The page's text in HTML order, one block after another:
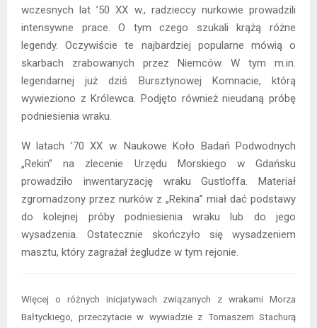
wczesnych lat ’50 XX w., radzieccy nurkowie prowadzili
intensywne prace. O tym czego szukali krążą różne
legendy. Oczywiście te najbardziej popularne mówią o
skarbach zrabowanych przez Niemców. W tym m.in.
legendarnej już dziś Bursztynowej Komnacie, którą
wywieziono z Królewca. Podjęto również nieudaną próbę
podniesienia wraku.
W latach ’70 XX w. Naukowe Koło Badań Podwodnych
„Rekin” na zlecenie Urzędu Morskiego w Gdańsku
prowadziło inwentaryzację wraku Gustloffa. Materiał
zgromadzony przez nurków z „Rekina” miał dać podstawy
do kolejnej próby podniesienia wraku lub do jego
wysadzenia. Ostatecznie skończyło się wysadzeniem
masztu, który zagrażał żegludze w tym rejonie.
Więcej o różnych inicjatywach związanych z wrakami Morza
Bałtyckiego, przeczytacie w wywiadzie z Tomaszem Stachurą